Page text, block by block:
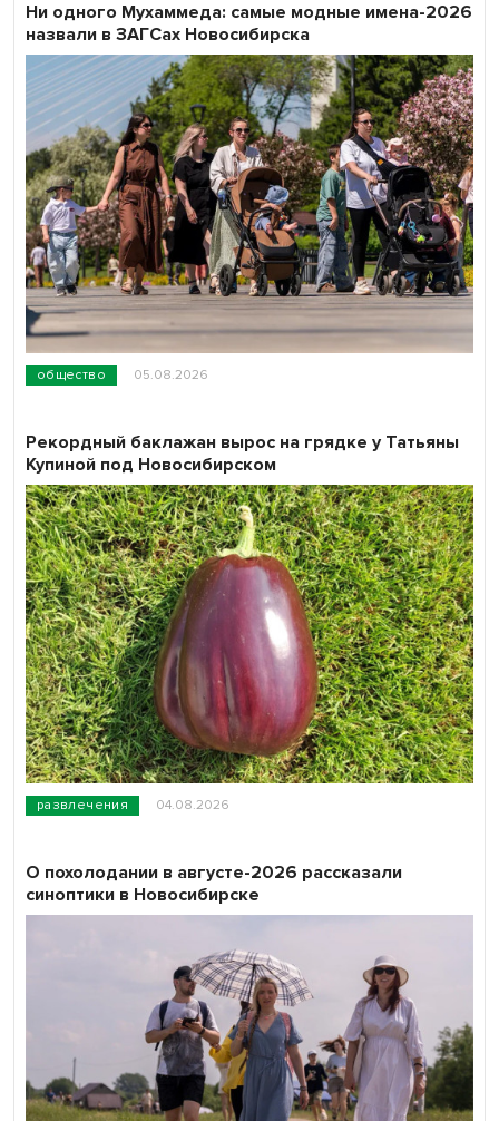
общество 05.08.2026
Ни одного Мухаммеда: самые модные имена-2026
назвали в ЗАГСах Новосибирска
развлечения 04.08.2026
Рекордный баклажан вырос на грядке у Татьяны
Купиной под Новосибирском
О похолодании в августе-2026 рассказали
синоптики в Новосибирске